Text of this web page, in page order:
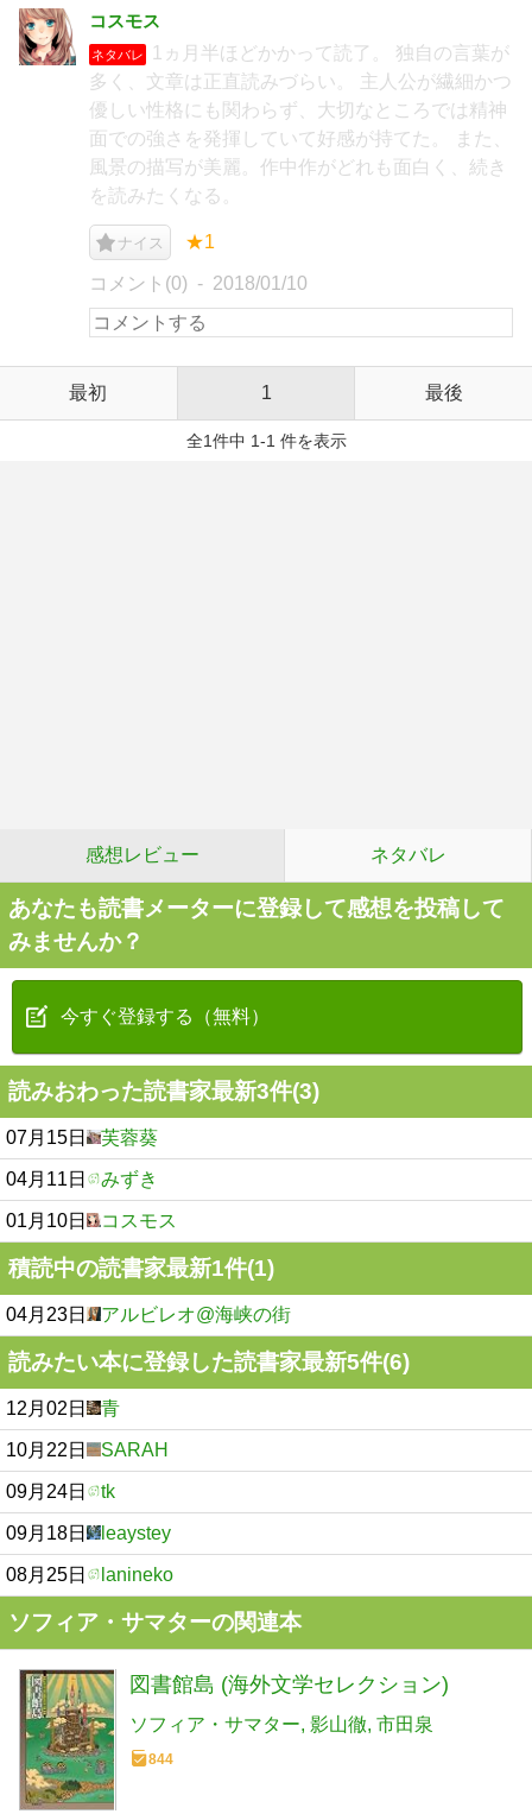
コスモス
ネタバレ
1ヵ月半ほどかかって読了。 独自の言葉が
多く、文章は正直読みづらい。 主人公が繊細かつ
優しい性格にも関わらず、大切なところでは精神
面での強さを発揮していて好感が持てた。 また、
風景の描写が美麗。作中作がどれも面白く、続き
を読みたくなる。
ナイス ★1
コメント(0) 2018/01/10
最初 1 最後
全1件中 1-1 件を表示
感想レビュー ネタバレ
あなたも読書メーターに登録して感想を投稿して
みませんか？
今すぐ登録する（無料）
読みおわった読書家最新3件(3)
07月15日 芙蓉葵
04月11日 みずき
01月10日 コスモス
積読中の読書家最新1件(1)
04月23日 アルビレオ@海峡の街
読みたい本に登録した読書家最新5件(6)
12月02日 青
10月22日 SARAH
09月24日 tk
09月18日 leaystey
08月25日 lanineko
ソフィア・サマターの関連本
図書館島 (海外文学セレクション)
ソフィア・サマター 影山徹 市田泉
844